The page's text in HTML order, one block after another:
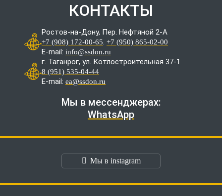
КОНТАКТЫ
Ростов-на-Дону, Пер. Нефтяной 2-А
+7 (908) 172-00-65. +7 (950) 865-02-00
E-mail: info@ssdon.ru
г. Таганрог, ул. Котлостроительная 37-1
8 (951) 535-04-44
E-mail: ea@ssdon.ru
Мы в мессенджерах:
WhatsApp
Мы в instagram